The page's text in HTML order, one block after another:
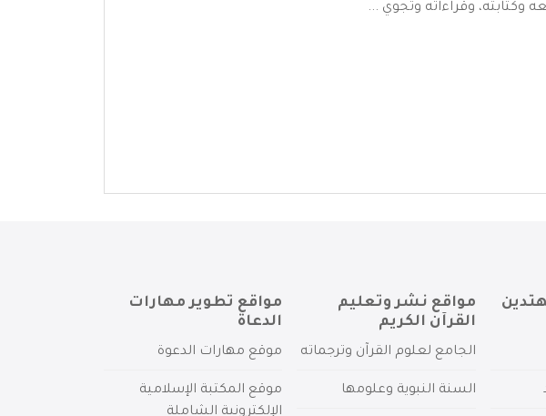
وكتابته، وقراءاته وتجوي ...
مواقع نشر وتعليم
القرآن الكريم
الجامع لعلوم القرآن وترجماته
السنة النبوية وعلومها
مواقع تطوير مهارات
الدعاة
موقع مهارات الدعوة
موقع المكتبة الإسلامية
الإلكترونية الشاملة